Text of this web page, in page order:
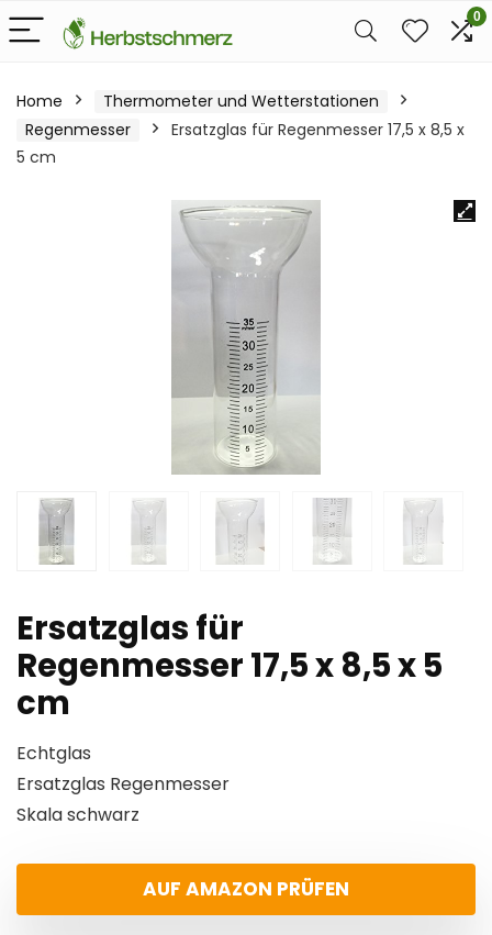
0
Home
Thermometer und Wetterstationen
Regenmesser
Ersatzglas für Regenmesser 17,5 x 8,5 x
5 cm
Ersatzglas für
Regenmesser 17,5 x 8,5 x 5
cm
Echtglas
Ersatzglas Regenmesser
Skala schwarz
AUF AMAZON PRÜFEN